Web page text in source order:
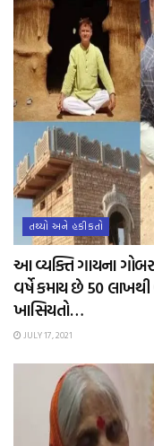
તથ્યો અને હકીકતો
આ વ્યક્તિ ગાયના
વર્ષે કમાય છે 50
ખાસિયતો…
JULY 17, 2021